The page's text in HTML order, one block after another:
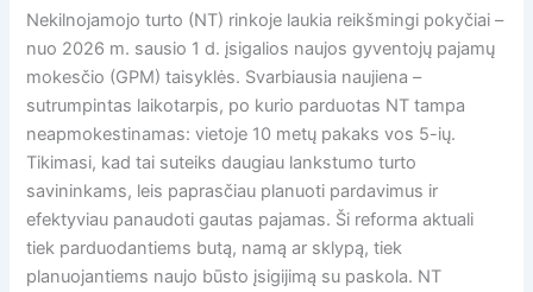
Nekilnojamojo turto (NT) rinkoje laukia reikšmingi pokyčiai –
nuo 2026 m. sausio 1 d. įsigalios naujos gyventojų pajamų
mokesčio (GPM) taisyklės. Svarbiausia naujiena –
sutrumpintas laikotarpis, po kurio parduotas NT tampa
neapmokestinamas: vietoje 10 metų pakaks vos 5-ių.
Tikimasi, kad tai suteiks daugiau lankstumo turto
savininkams, leis paprasčiau planuoti pardavimus ir
efektyviau panaudoti gautas pajamas. Ši reforma aktuali
tiek parduodantiems butą, namą ar sklypą, tiek
planuojantiems naujo būsto įsigijimą su paskola. NT